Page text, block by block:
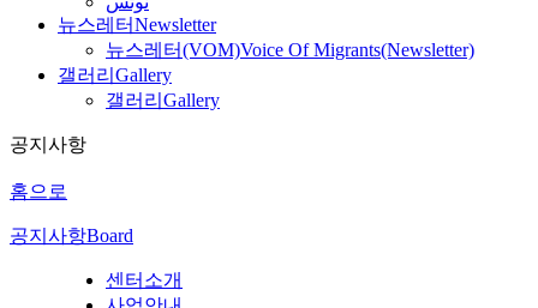
뉴스레터Newsletter
뉴스레터(VOM)Voice Of Migrants(Newsletter)
갤러리 Gallery
갤러리 Gallery
공지사항
홈으로
공지사항Board
센터소개